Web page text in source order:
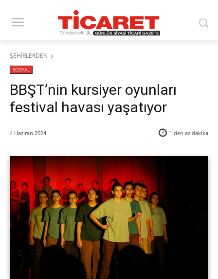
ŞEHİRLERDEN
SOSYAL
BBŞT’nin kursiyer oyunları
festival havası yaşatıyor
4 Haziran 2024 1 den az dakika